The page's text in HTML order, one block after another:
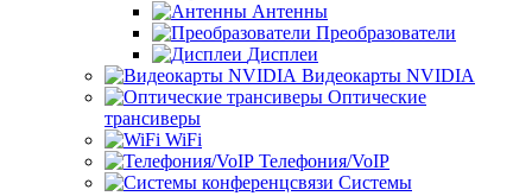
Антенны
Преобразователи
Дисплеи
Видеокарты NVIDIA
Оптические
трансиверы
WiFi
Телефония/VoIP
Системы